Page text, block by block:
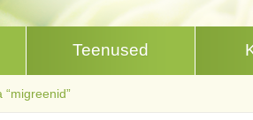
Teenused
“migreenid”